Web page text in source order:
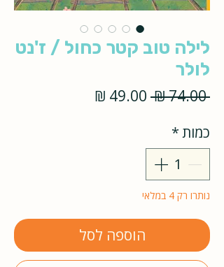
לילה טוב קטר כחול / ז'נט
לולר
‏74.00 ‏₪
מחיר
כמות*
נותרו רק 4 במלאי
הוספה לסל